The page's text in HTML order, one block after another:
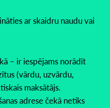
ar skaidru naudu vai
– ir iespējams norādīt
(vārdu, uzvārdu,
maksātājs.
adrese čekā netiks